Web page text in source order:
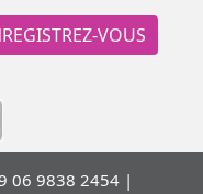
VOUS
06 9838 2454 |